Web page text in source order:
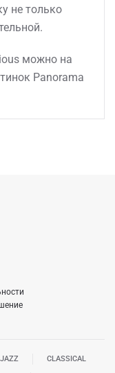
не только
можно на
Panorama
JAZZ CLASSICAL